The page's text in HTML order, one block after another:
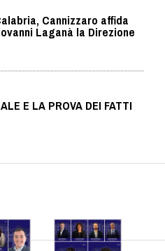
Cannizzaro affida
Laganà la Direzione
E LA PROVA DEI FATTI